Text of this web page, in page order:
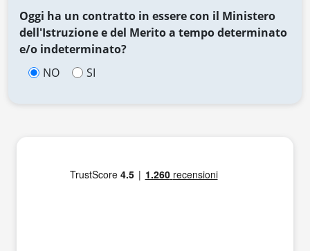
Oggi ha un contratto in essere con il Ministero
dell'Istruzione e del Merito a tempo determinato
e/o indeterminato?
NO
SI